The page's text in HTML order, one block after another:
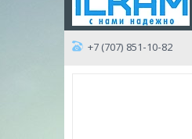
+7 (707) 851-10-82